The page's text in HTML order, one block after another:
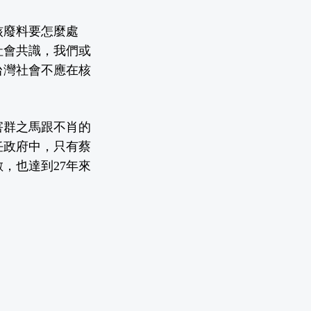
料要怎麼處
共識，我們或
社會不應在核
之馬跟不肖的
府中，只有蔡
也達到27年來